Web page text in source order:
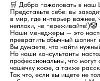
🛒 Добро пожаловать в наш
Представьте себе: вы
в мир, где интерьер
неплохи, не переживайте!)🤡
Наши менеджеры — это
превратить обычный
Вы думаете, что найти
Но наши консультанты
профессиональны, что могут
чашечку кофе, а также
Так что, если вы ищете не